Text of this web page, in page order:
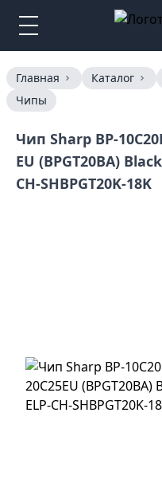
Главная Каталог
Чипы
Чип Sharp BP-
EU (BPGT20BA)
CH-SHBPGT20K-18K